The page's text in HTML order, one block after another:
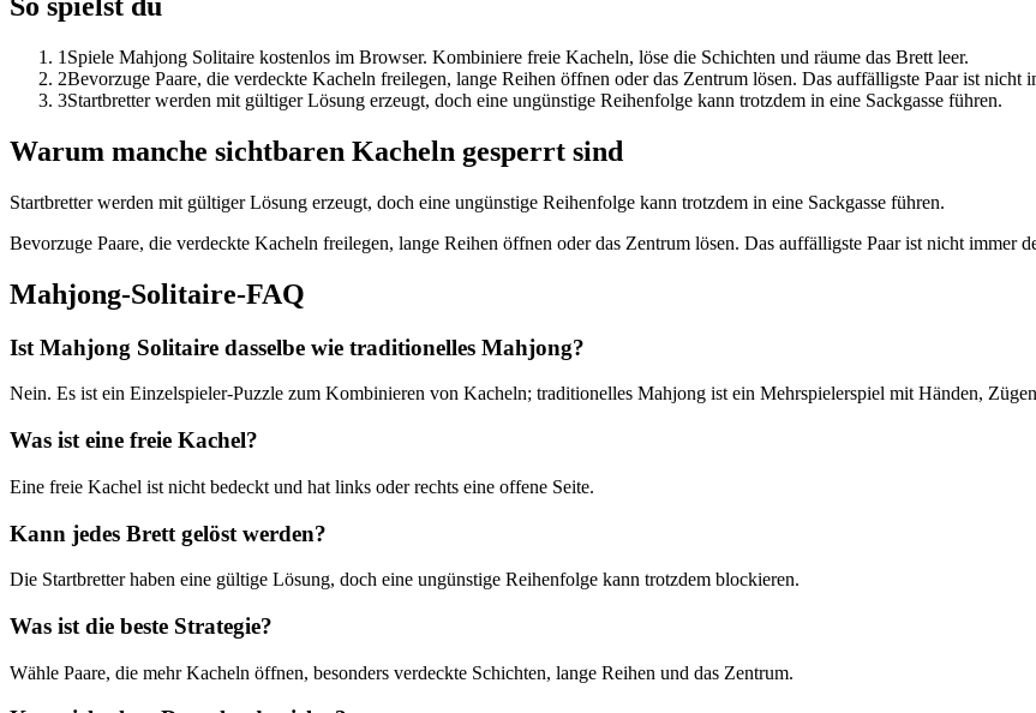
1 Spiele Mahjong Solitaire kostenlos im Browser. Kombiniere freie Kacheln, löse die Schichten und räume das Brett leer.
2Bevorzuge Paare, die verdeckte Kacheln freilegen, lange Reihen öffnen oder das Zentrum lösen. Das auffälligste Paar ist nicht
3Startbretter werden mit gültiger Lösung erzeugt, doch eine ungünstige Reihenfolge kann trotzdem in eine Sackgasse führen.
Warum manche sichtbaren Kacheln gesperrt sind
Startbretter werden mit gültiger Lösung erzeugt, doch eine ungünstige Reihenfolge kann trotzdem in eine Sackgasse führen.
Bevorzuge Paare, die verdeckte Kacheln freilegen, lange Reihen öffnen oder das Zentrum lösen. Das auffälligste Paar ist nicht immer
Mahjong-Solitaire-FAQ
Ist Mahjong Solitaire dasselbe wie traditionelles Mahjong?
Nein. Es ist ein Einzelspieler-Puzzle zum Kombinieren von Kacheln; traditionelles Mahjong ist ein Mehrspielerspiel mit Händen,
Was ist eine freie Kachel?
Eine freie Kachel ist nicht bedeckt und hat links oder rechts eine offene Seite.
Kann jedes Brett gelöst werden?
Die Startbretter haben eine gültige Lösung, doch eine ungünstige Reihenfolge kann trotzdem blockieren.
Was ist die beste Strategie?
Wähle Paare, die mehr Kacheln öffnen, besonders verdeckte Schichten, lange Reihen und das Zentrum.